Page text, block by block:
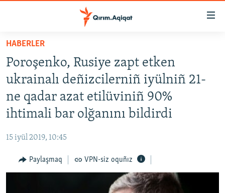
Esas
qaytmaq
Baş
navigatsiyağa
qaytmaq
Qıdıruvğa
SİYASET
İQTİSADİYAT
CEMİYET
İNSAN AQLARI
VİDEO
HABERLER
Poroşenko, Rusiye zapt etken
ukrainalı deñizcilerniñ iyülniñ 21-
ne qadar azat etilüviniñ 90%
ihtimali bar olğanını bildirdi
15 iyül 2019, 10:45
Paylaşmaq VPN-siz oquñız